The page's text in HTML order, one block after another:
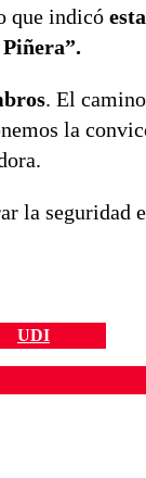
que indicó
. El
la
la seguridad
UDI